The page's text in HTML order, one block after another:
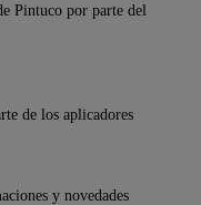
Pintuco por parte del
de los aplicadores
y novedades